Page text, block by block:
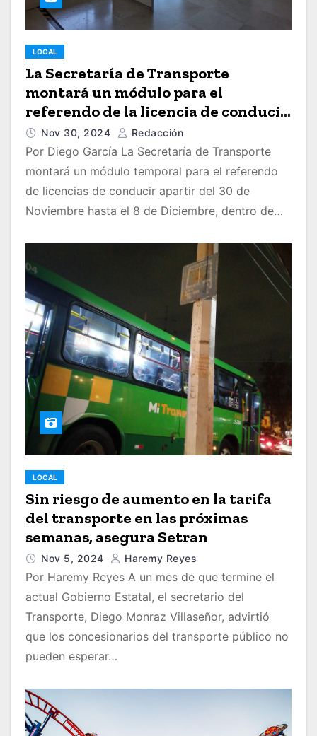
LOCAL
La Secretaría de Transporte
montará un módulo para el
referendo de la licencia de conducir
en la FIL Guadalajara
Nov 30, 2024 Redacción
Por Diego García La Secretaría de Transporte
montará un módulo temporal para el referendo
de licencias de conducir apartir del 30 de
Noviembre hasta el 8 de Diciembre, dentro de…
LOCAL
Sin riesgo de aumento en la tarifa
del transporte en las próximas
semanas, asegura Setran
Nov 5, 2024 Haremy Reyes
Por Haremy Reyes A un mes de que termine el
actual Gobierno Estatal, el secretario del
Transporte, Diego Monraz Villaseñor, advirtió
que los concesionarios del transporte público no
pueden esperar…